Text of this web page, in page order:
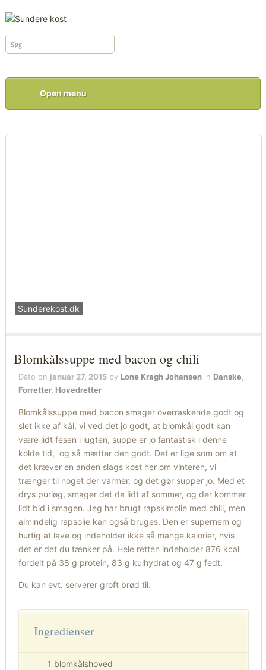
Open menu
Sunderekost.dk
Blomkålssuppe med bacon og chili
Dato on januar 27, 2015 by Lone Kragh Johansen in Danske
Forretter, Hovedretter
Blomkålssuppe med bacon smager overraskende godt og
slet ikke af kål, vi ved det jo godt, at blomkål godt kan
være lidt fesen i lugten, suppe er jo fantastisk i denne
kolde tid, og så mætter den godt. Det er lige som om at
det kræver en anden slags kost her om vinteren, vi
trænger til noget der varmer, og det gør supper jo. Med et
drys purløg, smager det da lidt af sommer, og der kommer
lidt bid i smagen. Jeg har brugt rapskimolie med chili, men
almindelig rapsolie kan også bruges. Den er supernem og
hurtig at lave og indeholder ikke så mange kalorier, hvis
det er det du tænker på. Hele retten indeholder 876 kcal
fordelt på 38 g protein, 83 g kulhydrat og 47 g fedt.
Du kan evt. serverer groft brød til.
Ingredienser
1 blomkålshoved